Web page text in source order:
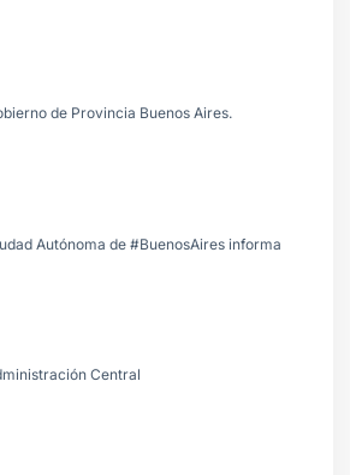
de Provincia Buenos Aires.
Autónoma de #BuenosAires informa
Central